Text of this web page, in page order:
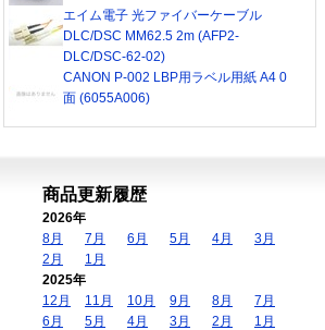
エイム電子 光ファイバーケーブル
DLC/DSC MM62.5 2m (AFP2-
DLC/DSC-62-02)
CANON P-002 LBP用ラベル用紙 A4 0
面 (6055A006)
商品更新履歴
2026年
8月
7月 6月 5月 4月
3月
2月
1月
2025年
12月
11月 10月 9月 8月
7月
6月
5月 4月 3月 2月
1月